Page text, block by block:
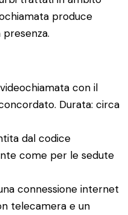
produce
con il
Durata: circa
dal codice
come per le sedute
connessione internet
telecamera e un